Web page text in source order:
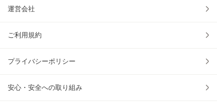
運営会社
ご利用規約
プライバシーポリシー
安心・安全への取り組み